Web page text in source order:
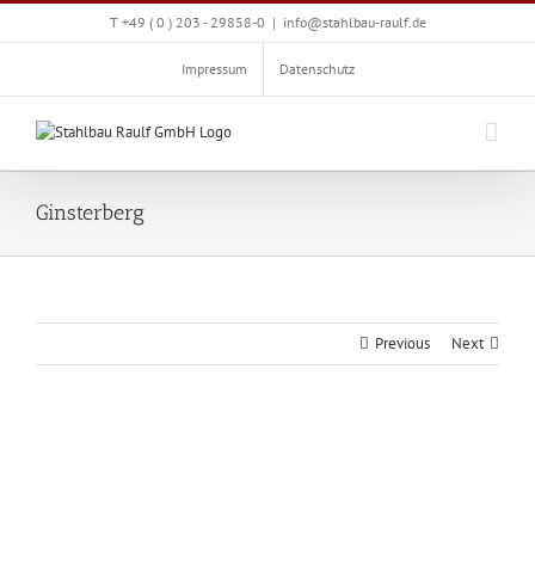
Zum
T +49 ( 0 ) 203 - 29858-0 | info@stahlbau-raulf.de
Impressum Datenschutz
Ginsterberg
Previous Next